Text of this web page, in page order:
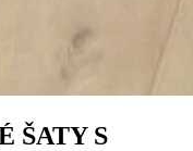
ŠATY S